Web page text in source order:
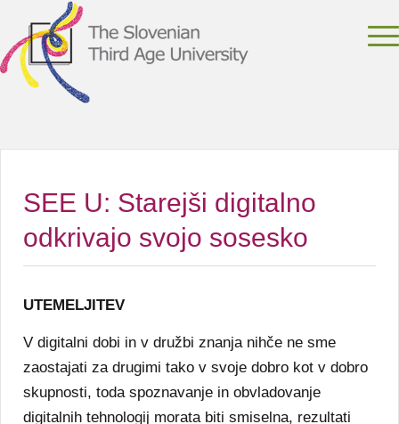
SEE U: Starejši digitalno
odkrivajo svojo sosesko
UTEMELJITEV
V digitalni dobi in v družbi znanja nihče ne sme
zaostajati za drugimi tako v svoje dobro kot v dobro
skupnosti, toda spoznavanje in obvladovanje
digitalnih tehnologij morata biti smiselna, rezultati